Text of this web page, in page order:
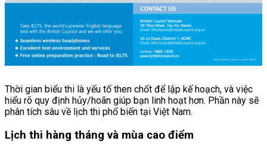
Thời gian biểu thi là yếu tố then chốt để lập kế hoạch, và việc
hiểu rõ quy định hủy/hoãn giúp bạn linh hoạt hơn. Phần này sẽ
phân tích sâu về lịch thi phổ biến tại Việt Nam.
Lịch thi hàng tháng và mùa cao điểm